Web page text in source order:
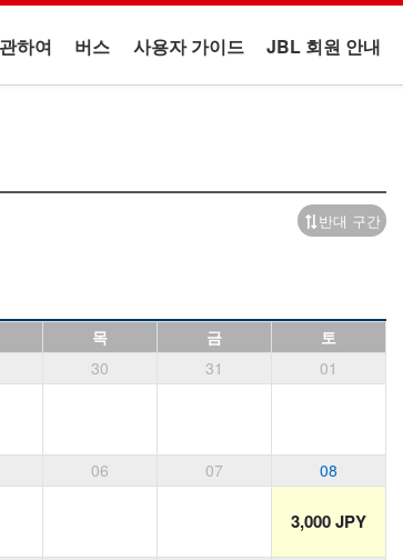
하여 버스 사용자 가이드 JBL 회원 안내
반대 구간
목 금
토
30 31 01
06 07 08
3,000 JPY